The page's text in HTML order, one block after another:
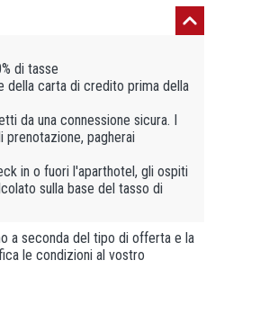
di tasse
della carta di credito prima della
da una connessione sicura. I
pagherai
in o fuori l'aparthotel, gli ospiti
sulla base del tasso di
a seconda del tipo di offerta e la
le condizioni al vostro